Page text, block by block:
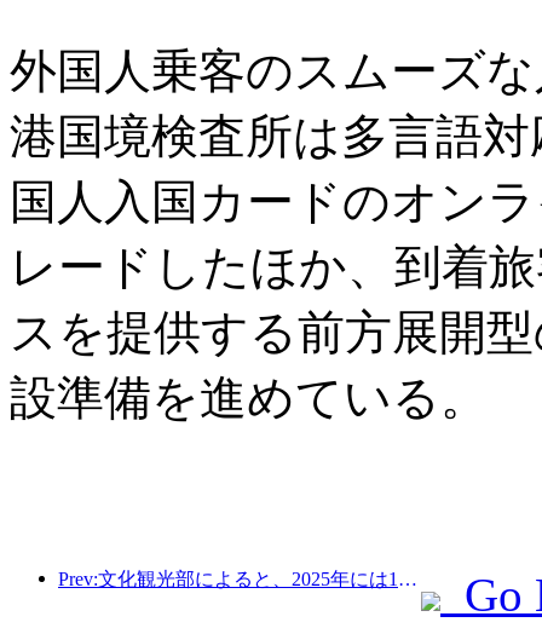
外国人乗客のスムーズ
港国境検査所は多言語
国人入国カードのオン
レードしたほか、到着
スを提供する前方展開
設準備を進めている。
Prev:文化観光部によると、2025年には16,994か所のA級景勝地が75億1000万人の観光客を迎え、5544億9000万元の観光収入を生み出した。
Go